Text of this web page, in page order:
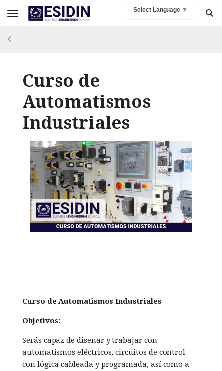
Select Language ▼
Toggle navigation
Curso de
Automatismos
Industriales
Curso de Automatismos Industriales
Objetivos:
Serás capaz de diseñar y trabajar con
automatismos eléctricos, circuitos de control
con lógica cableada y programada, así como a